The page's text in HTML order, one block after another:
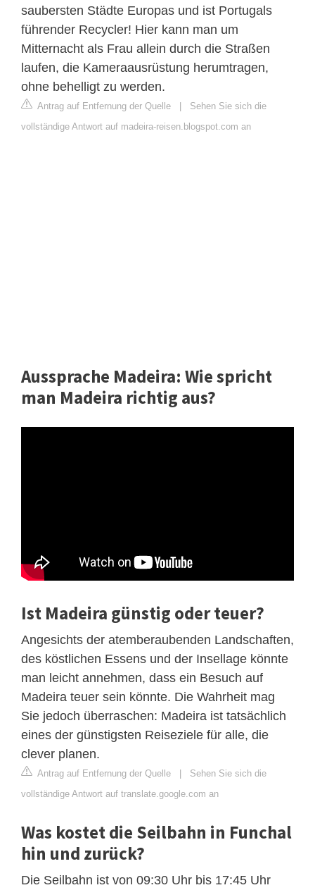
saubersten Städte Europas und ist Portugals
führender Recycler! Hier kann man um
Mitternacht als Frau allein durch die Straßen
laufen, die Kameraausrüstung herumtragen,
ohne behelligt zu werden.
Antrag auf Entfernung der Quelle
Sehen Sie sich die
vollständige Antwort auf madeira-reisen.blogspot.com an
Aussprache Madeira: Wie spricht
man Madeira richtig aus?
Ist Madeira günstig oder teuer?
Angesichts der atemberaubenden Landschaften,
des köstlichen Essens und der Insellage könnte
man leicht annehmen, dass ein Besuch auf
Madeira teuer sein könnte. Die Wahrheit mag
Sie jedoch überraschen: Madeira ist tatsächlich
eines der günstigsten Reiseziele für alle, die
clever planen.
Antrag auf Entfernung der Quelle | Sehen Sie sich die
vollständige Antwort auf translate.google.com an
Was kostet die Seilbahn in Funchal
hin und zurück?
Die Seilbahn ist von 09:30 Uhr bis 17:45 Uhr